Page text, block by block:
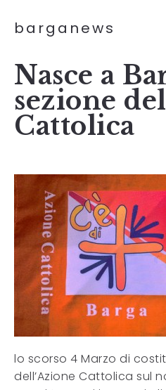
barganews
Nasce a
sezione
Cattolica
lo scorso 4 Marzo di
dell’Azione Cattolica sul